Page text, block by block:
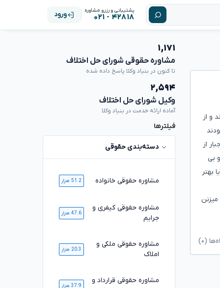
پشتیبانی و رزرو مشاوره
۴۲۸۱۸ - ۰۲۱ ورود
و از
از
بی
بهتر
(۰)
۱,۱۷۱
مشاوره حقوقی شورای حل اختلاف
تا کنون در بنیاد وکلا پاسخ داده شده
۲,۵۹۴
وکیل شورای حل اختلاف
آماده ارائه خدمت در بنیاد وکلا
فیلترها
دسته‌بندی حقوقی
مشاوره حقوقی خانواده 51.2 هزار
مشاوره حقوقی کیفری و
جرایم
47.6 هزار
مشاوره حقوقی ملکی و
املاک
20.3 هزار
مشاوره حقوقی قرارداد و
37.9 هزار